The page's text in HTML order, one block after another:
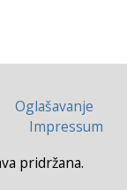
Oglašavanje
Impressum
pridržana.